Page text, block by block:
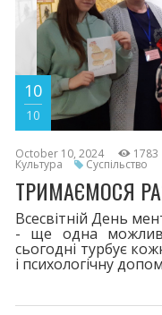
10
10
October 10, 2024 1783
Культура Суспільство
ТРИМАЄМОСЯ
Всесвітній День
- ще одна
сьогодні турбує
і психологічну